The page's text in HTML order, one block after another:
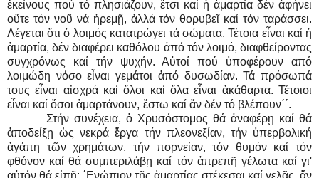
ἐκείνους πού τό πλησιάζουν, ἔτσι καί ἡ ἁμαρτία δέν ἀφήνει
οὔτε τόν νοῦ νά ἡρεμῇ, ἀλλά τόν θορυβεῖ καί τόν ταράσσει.
Λέγεται ὅτι ὁ λοιμός κατατρώγει τά σώματα. Τέτοια εἶναι καί ἡ
ἁμαρτία, δέν διαφέρει καθόλου ἀπό τόν λοιμό, διαφθείροντας
συγχρόνως καί τήν ψυχήν. Αὐτοί πού ὑποφέρουν από
λοιμώδη νόσο εἶναι γεμάτοι ἀπό δυσωδίαν. Τά πρόσωπά
τους εἶναι αἰσχρά καί ὅλοι καί ὅλα εἶναι ἀκάθαρτα. Τέτοιοι
εἶναι καί ὅσοι ἁμαρτάνουν, ἔστω καί ἄν δέν τό βλέπουν΄΄.
Στήν συνέχεια, ὁ Χρυσόστομος θά ἀναφέρῃ καί θά
ἀποδείξῃ ὡς νεκρά ἔργα τήν πλεονεξίαν, τήν ὑπερβολική
ἀγάπη τῶν χρημάτων, τήν πορνείαν, τόν θυμόν καί τόν
φθόνον καί θά συμπεριλάβῃ καί τόν ἀπρεπῆ γέλωτα καί γι'